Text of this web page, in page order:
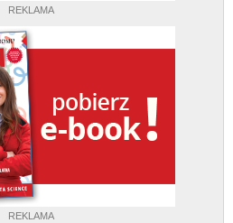
REKLAMA
REKLAMA